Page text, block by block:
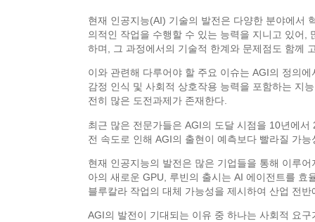
현재 인공지능(AI) 기술의 발전은 다양한 분야에서
의적인 작업을 수행할 수 있는 능력을 지니고 있어,
하며, 그 과정에서의 기술적 한계와 문제점도 함께
이와 관련해 다루어야 할 주요 이슈는 AGI의 정의
감정 인식 및 사회적 상호작용 능력을 포함하는 지
전히 많은 도전과제가 존재한다.
최근 많은 전문가들은 AGI의 도달 시점을 10년에
전 속도로 인해 AGI의 출현이 예측보다 빨라질 가
현재 인공지능의 발전은 많은 기업들을 통해 이루
아의 새로운 GPU, 루빈의 출시는 AI 에이전트를
블루칼라 작업의 대체 가능성을 제시하여 산업 전반
AGI의 발전이 기대되는 이유 중 하나는 사회적 요